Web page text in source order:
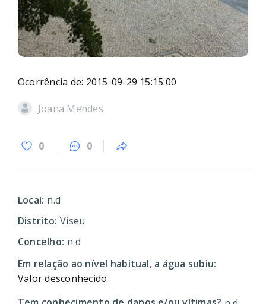
Ocorrência de: 2015-09-29 15:15:00
Joana Mendes
0 0
Local: n.d
Distrito: Viseu
Concelho: n.d
Em relação ao nível habitual, a água subiu:
Valor desconhecido